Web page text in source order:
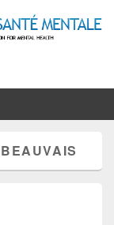
Santé
World Federation for
BEAUVAIS